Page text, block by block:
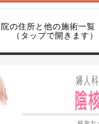
院の住所と他の施術一覧
（タップで開きます）